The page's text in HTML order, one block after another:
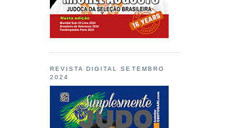
REVISTA DIGITAL SETEMBRO
2024